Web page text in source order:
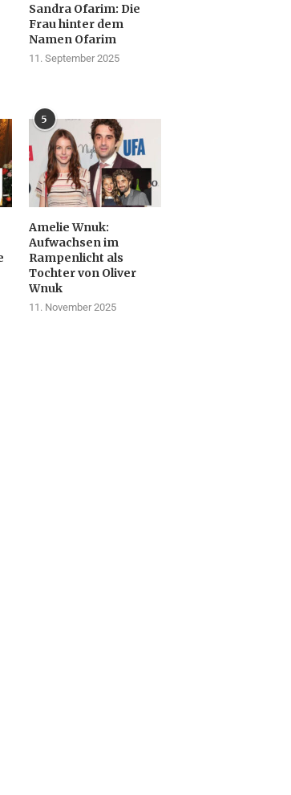
Sandra Ofarim: Die
Frau hinter dem
Namen Ofarim
11. September 2025
5
Amelie Wnuk:
Aufwachsen im
Rampenlicht als
Tochter von Oliver
Wnuk
11. November 2025